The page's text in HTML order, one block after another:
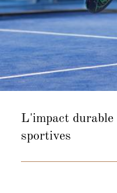
L'impact durable
sportives